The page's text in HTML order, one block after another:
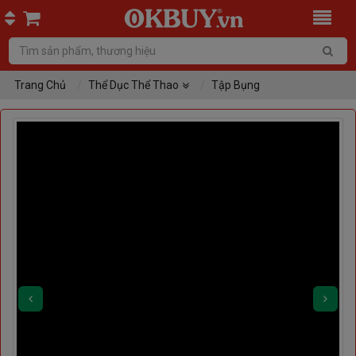
Trang Chủ Thể Dục Thể Thao Tập Bụng